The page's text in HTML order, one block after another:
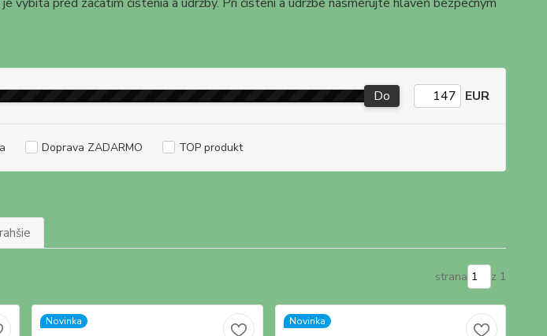
Do EUR
Doprava ZADARMO TOP produkt
strana z 1
Novinka Novinka